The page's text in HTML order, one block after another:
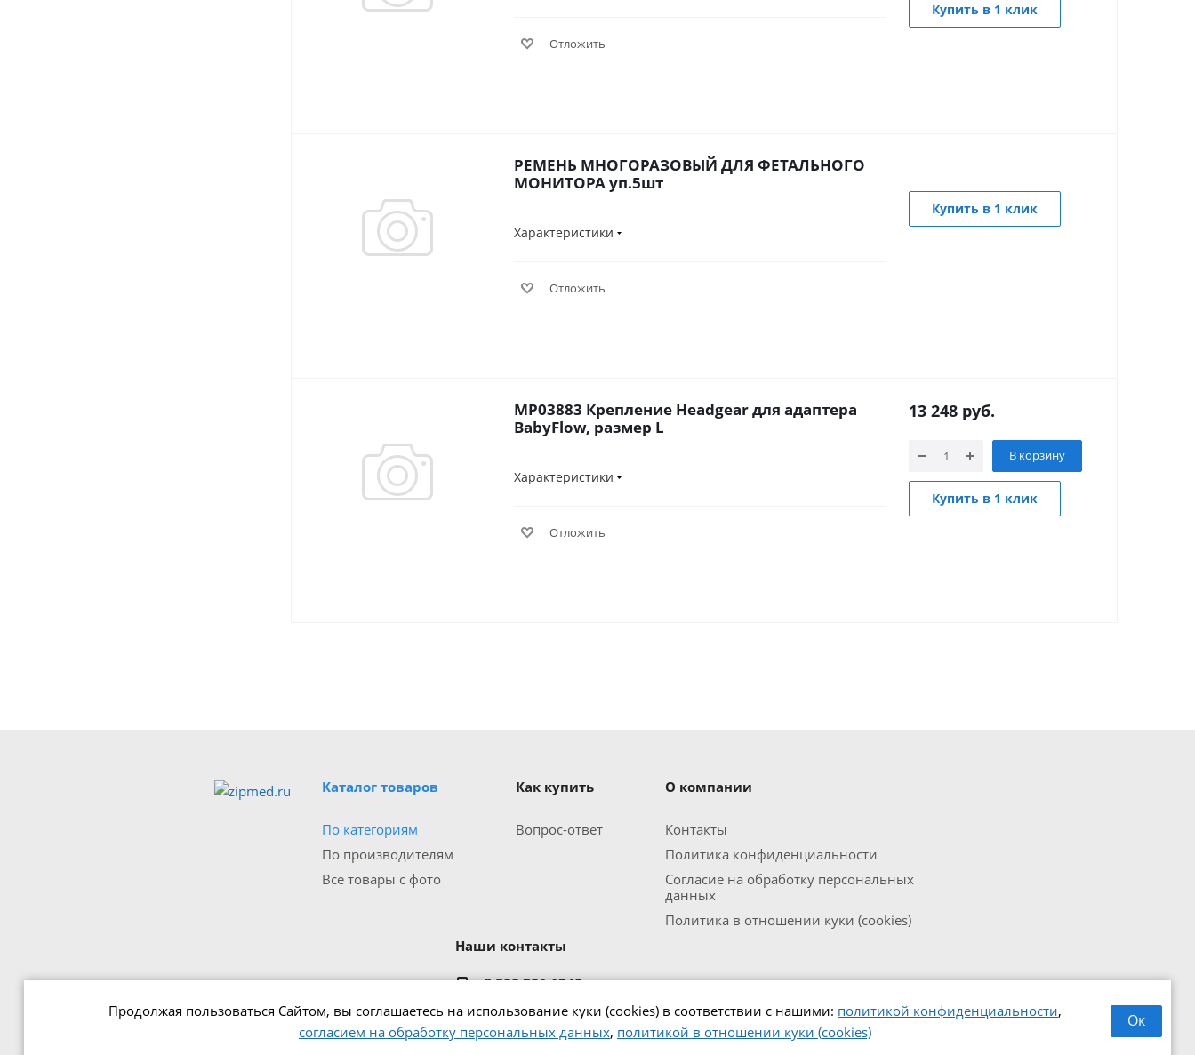
Продолжая пользоваться Сайтом, вы соглашаетесь на использование куки (cookies) в соответствии с нашими: политикой конфиденциальности,
согласием на обработку персональных данных, политикой в отношении куки (cookies)
Ок
Отложить
Купить в 1 клик
РЕМЕНЬ МНОГОРАЗОВЫЙ ДЛЯ ФЕТАЛЬНОГО
МОНИТОРА уп.5шт
Характеристики
Отложить
Купить в 1 клик
MP03883 Крепление Headgear для адаптера
BabyFlow, размер L
Характеристики
Отложить
13 248 руб.
В корзину
Купить в 1 клик
Каталог товаров
По категориям
По производителям
Все товары с фото
Как купить
Вопрос-ответ
О компании
Контакты
Политика конфиденциальности
Согласие на обработку персональных
данных
Политика в отношении куки (cookies)
Наши контакты
8 800 301 1240
office@zipmed.ru
г.Ижевск, ул. Воткинское шоссе, 160